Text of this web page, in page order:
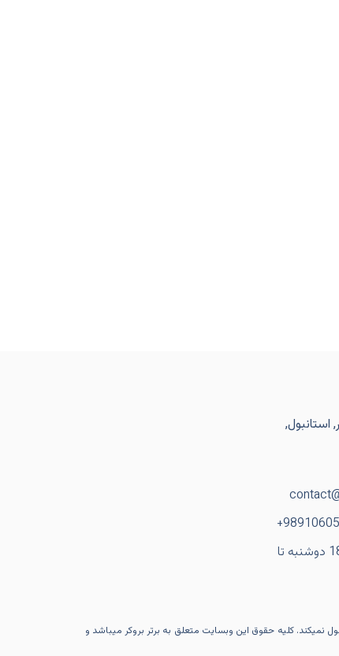
استانبول,
ساعت کاری: از 9 تا 18 دوشنبه تا
نمیکند. کلیه حقوق این وبسایت متعلق به برتر بروکر میباشد و